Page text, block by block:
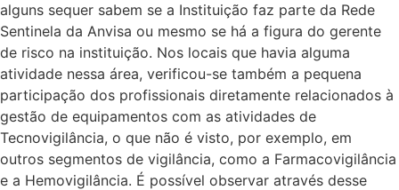
alguns sequer sabem se a Instituição faz parte da Rede
Sentinela da Anvisa ou mesmo se há a figura do gerente
de risco na instituição. Nos locais que havia alguma
atividade nessa área, verificou-se também a pequena
participação dos profissionais diretamente relacionados à
gestão de equipamentos com as atividades de
Tecnovigilância, o que não é visto, por exemplo, em
outros segmentos de vigilância, como a Farmacovigilância
e a Hemovigilância. É possível observar através desse